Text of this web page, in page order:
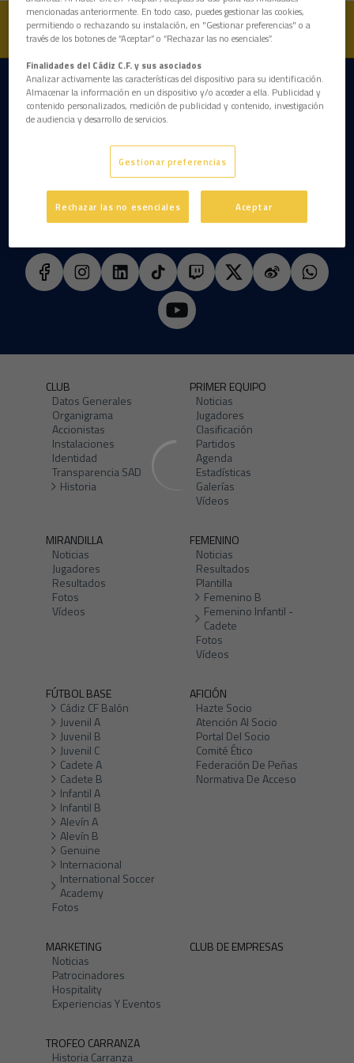
DESCARGAR LA APP AHORA
CLUB
Datos Generales
Organigrama
Accionistas
Instalaciones
Identidad
Transparencia SAD
Historia
PRIMER EQUIPO
Noticias
Jugadores
Clasificación
Partidos
Agenda
Estadísticas
Galerías
Vídeos
MIRANDILLA
Noticias
Jugadores
Resultados
Fotos
Vídeos
FEMENINO
Noticias
Resultados
Plantilla
Femenino B
Femenino Infantil -
Cadete
Fotos
Vídeos
FÚTBOL BASE
Cádiz CF Balón
Juvenil A
Juvenil B
Juvenil C
Cadete A
Cadete B
Infantil A
Infantil B
Alevín A
Alevín B
Genuine
Internacional
International Soccer
Academy
Fotos
AFICIÓN
Hazte Socio
Atención Al Socio
Portal Del Socio
Comité Ético
Federación De Peñas
Normativa De Acceso
MARKETING
Noticias
Patrocinadores
Hospitality
Experiencias Y Eventos
CLUB DE EMPRESAS
TROFEO CARRANZA
Historia Carranza
mencionadas anteriormente. En todo caso, puedes gestionar las cookies,
permitiendo o rechazando su instalación, en "Gestionar preferencias" o a
través de los botones de “Aceptar” o “Rechazar las no esenciales”.
Finalidades del Cádiz C.F. y sus asociados
Analizar activamente las características del dispositivo para su identificación.
Almacenar la información en un dispositivo y/o acceder a ella. Publicidad y
contenido personalizados, medición de publicidad y contenido, investigación
de audiencia y desarrollo de servicios.
Gestionar preferencias
Rechazar las no esenciales Aceptar